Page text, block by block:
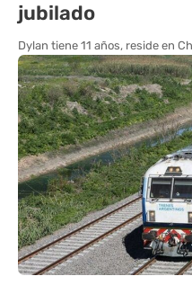
jubilado
Dylan tiene 11 años, reside en